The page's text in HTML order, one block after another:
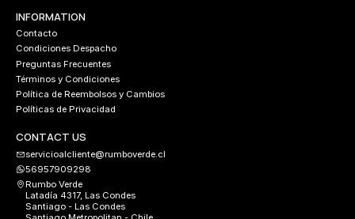
INFORMATION
Contacto
Condiciones Despacho
Preguntas Frecuentes
Términos y Condiciones
Política de Reembolsos y Cambios
Políticas de Privacidad
CONTACT US
servicioalcliente@rumboverde.cl
56957909298
Rumbo Verde
Latadía 4317, Las Condes
Santiago - Las Condes